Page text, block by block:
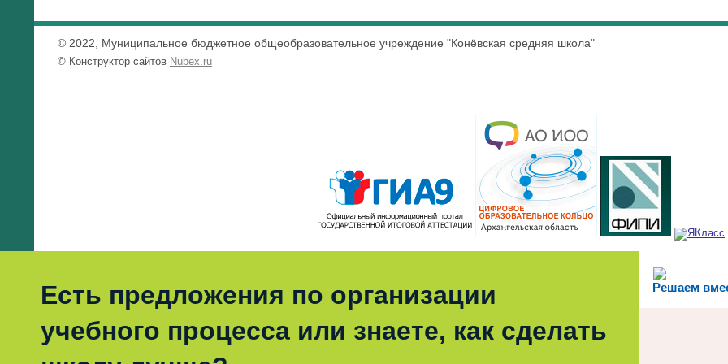
© 2022, Муниципальное бюджетное общеобразовательное учреждение "Конёвская средняя школа"
© Конструктор сайтов Nubex.ru
Решаем
Есть предложения по организации
учебного процесса или знаете, как сделать